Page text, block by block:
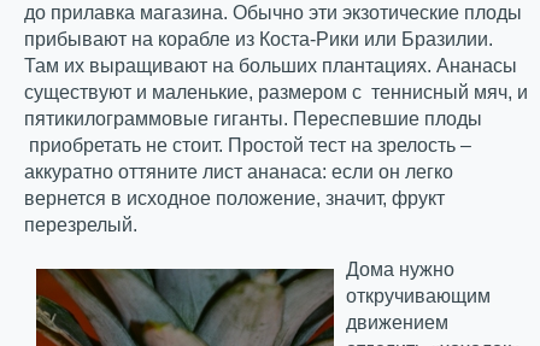
до прилавка магазина. Обычно эти экзотические плоды
прибывают на корабле из Коста-Рики или Бразилии.
Там их выращивают на больших плантациях. Ананасы
существуют и маленькие, размером с теннисный мяч, и
пятикилограммовые гиганты. Переспевшие плоды
приобретать не стоит. Простой тест на зрелость –
аккуратно оттяните лист ананаса: если он легко
вернется в исходное положение, значит, фрукт
перезрелый.
Дома нужно
откручивающим
движением